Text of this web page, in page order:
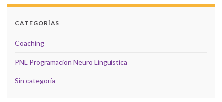
CATEGORÍAS
Coaching
PNL Programacion Neuro Linguistica
Sin categoría